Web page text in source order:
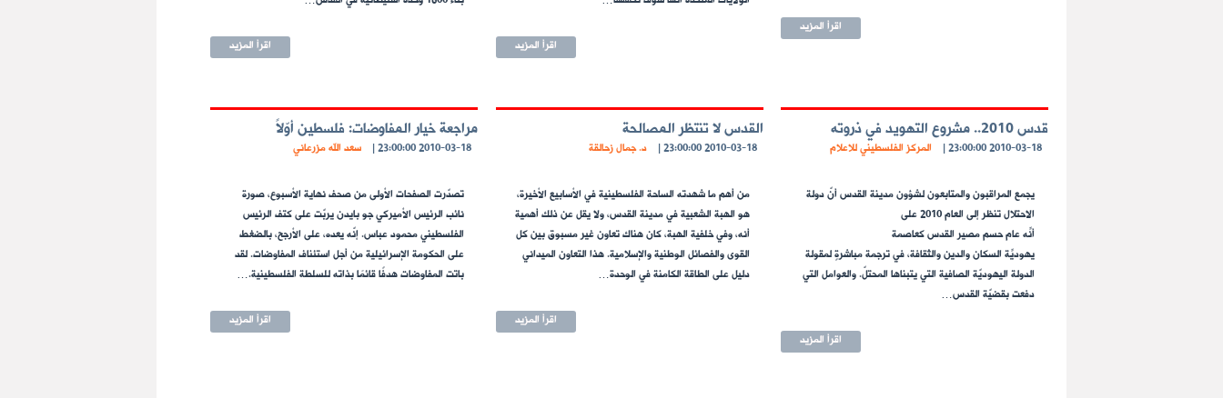
اقرأ المزيد
اقرأ المزيد اقرأ المزيد
قدس 2010.. مشروع التهويد في ذروته
2010-03-18 23:00:00
| المركز الفلسطيني للاعلام
يجمع المراقبون والمتابعون لشؤون مدينة القدس أنّ دولة
الاحتلال تنظر إلى العام 2010 على
أنّه عام حسم مصير القدس كعاصمةٍ
يهوديّة السكان والدين والثقافة، في ترجمةٍ مباشرةٍ لمقولة
الدولة اليهوديّة الصافية التي يتبناها المحتلّ. والعوامل التي
دفعت بقضيّة القدس…
اقرأ المزيد
القدس لا تنتظر المصالحة
2010-03-18 23:00:00
| د. جمال زحالقة
من أهم ما شهدته الساحة الفلسطينية في الأسابيع الأخيرة،
هو الهبة الشعبية في مدينة القدس، ولا يقل عن ذلك أهمية
أنه، وفي خلفية الهبة، كان هناك تعاون غير مسبوق بين كل
القوى والفصائل الوطنية والإسلامية. هذا التعاون الميداني
دليل على الطاقة الكامنة في الوحدة…
اقرأ المزيد
مراجعة خيار المفاوضات: فلسطين أوّلاً
2010-03-18 23:00:00
| سعد الله مزرعاني
تصدّرت الصفحات الأولى من صحف نهاية الأسبوع، صورة
نائب الرئيس الأميركي جو بايدن يربّت على كتف الرئيس
الفلسطيني محمود عباس. إنّه يعده، على الأرجح، بالضغط
على الحكومة الإسرائيلية من أجل استئناف المفاوضات. لقد
باتت المفاوضات هدفًا قائمًا بذاته للسلطة الفلسطينية.…
اقرأ المزيد